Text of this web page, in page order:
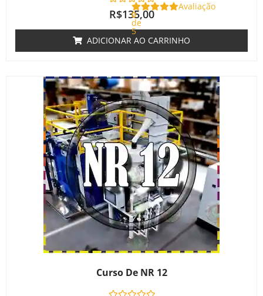
Avaliação
0
de
5
R$135,00
ADICIONAR AO CARRINHO
Curso De NR 12